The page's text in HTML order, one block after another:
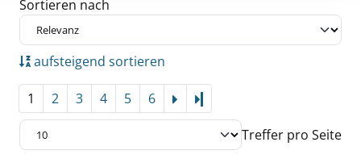
Zu den Suchfiltern springen
Sortieren nach
aufsteigend sortieren
1 2 3 4 5 6
Treffer pro Seite